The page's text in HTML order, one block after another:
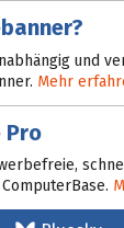
und
Mehr
Pro